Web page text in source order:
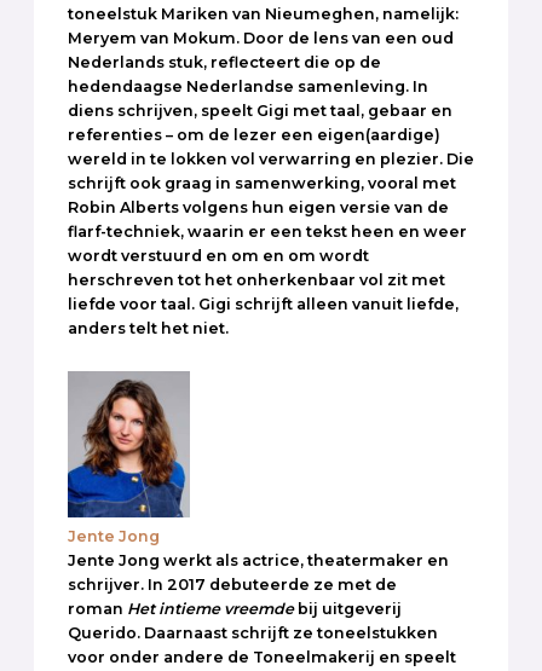
toneelstuk Mariken van Nieumeghen, namelijk:
Meryem van Mokum. Door de lens van een oud
Nederlands stuk, reflecteert die op de
hedendaagse Nederlandse samenleving. In
diens schrijven, speelt Gigi met taal, gebaar en
referenties – om de lezer een eigen(aardige)
wereld in te lokken vol verwarring en plezier. Die
schrijft ook graag in samenwerking, vooral met
Robin Alberts volgens hun eigen versie van de
flarf-techniek, waarin er een tekst heen en weer
wordt verstuurd en om en om wordt
herschreven tot het onherkenbaar vol zit met
liefde voor taal. Gigi schrijft alleen vanuit liefde,
anders telt het niet.
Jente Jong
Jente Jong werkt als actrice, theatermaker en
schrijver. In 2017 debuteerde ze met de
roman Het intieme vreemdebij uitgeverij
Querido. Daarnaast schrijft ze toneelstukken
voor onder andere de Toneelmakerij en speelt